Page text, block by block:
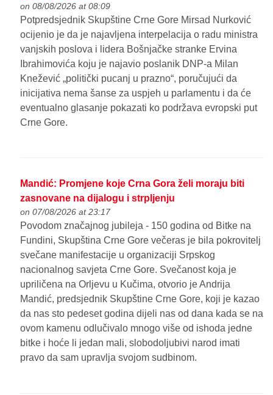
on 08/08/2026 at 08:09
Potpredsjednik Skupštine Crne Gore Mirsad Nurković
ocijenio je da je najavljena interpelacija o radu ministra
vanjskih poslova i lidera Bošnjačke stranke Ervina
Ibrahimovića koju je najavio poslanik DNP-a Milan
Knežević „politički pucanj u prazno“, poručujući da
inicijativa nema šanse za uspjeh u parlamentu i da će
eventualno glasanje pokazati ko podržava evropski put
Crne Gore.
Mandić: Promjene koje Crna Gora želi moraju biti
zasnovane na dijalogu i strpljenju
on 07/08/2026 at 23:17
Povodom značajnog jubileja - 150 godina od Bitke na
Fundini, Skupština Crne Gore večeras je bila pokrovitelj
svečane manifestacije u organizaciji Srpskog
nacionalnog savjeta Crne Gore. Svečanost koja je
upriličena na Orljevu u Kučima, otvorio je Andrija
Mandić, predsjednik Skupštine Crne Gore, koji je kazao
da nas sto pedeset godina dijeli nas od dana kada se na
ovom kamenu odlučivalo mnogo više od ishoda jedne
bitke i hoće li jedan mali, slobodoljubivi narod imati
pravo da sam upravlja svojom sudbinom.